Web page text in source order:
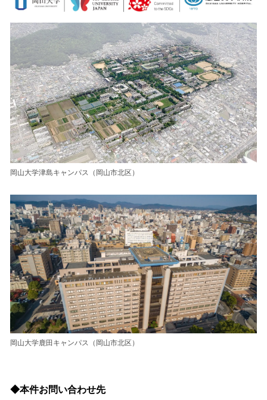
岡山大学津島キャンパス（岡山市北区）
岡山大学鹿田キャンパス（岡山市北区）
◆本件お問い合わせ先